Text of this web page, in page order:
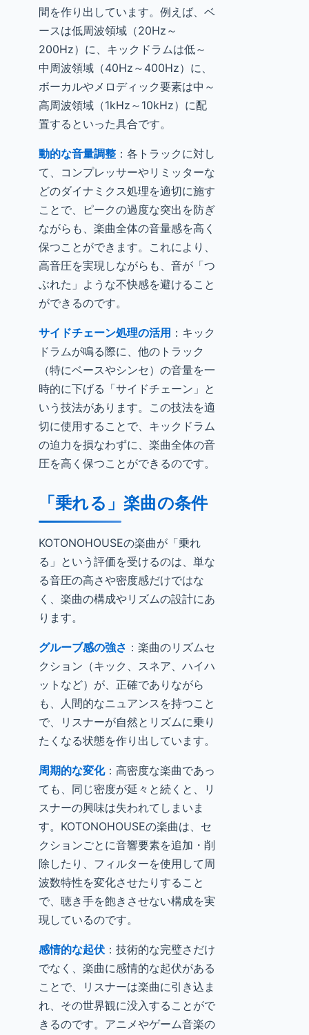
間を作り出しています。例えば、ベ
ースは低周波領域（20Hz～
200Hz）に、キックドラムは低～
中周波領域（40Hz～400Hz）に、
ボーカルやメロディック要素は中～
高周波領域（1kHz～10kHz）に配
置するといった具合です。
動的な音量調整 ：各トラックに対し
て、コンプレッサーやリミッターな
どのダイナミクス処理を適切に施す
ことで、ピークの過度な突出を防ぎ
ながらも、楽曲全体の音量感を高く
保つことができます。これにより、
高音圧を実現しながらも、音が「つ
ぶれた」ような不快感を避けること
ができるのです。
サイドチェーン処理の活用 ：キック
ドラムが鳴る際に、他のトラック
（特にベースやシンセ）の音量を一
時的に下げる「サイドチェーン」と
いう技法があります。この技法を適
切に使用することで、キックドラム
の迫力を損なわずに、楽曲全体の音
圧を高く保つことができるのです。
「乗れる」楽曲の条件
KOTONOHOUSEの楽曲が「乗れ
る」という評価を受けるのは、単な
る音圧の高さや密度感だけではな
く、楽曲の構成やリズムの設計にあ
ります。
グルーブ感の強さ ：楽曲のリズムセ
クション（キック、スネア、ハイハ
ットなど）が、正確でありながら
も、人間的なニュアンスを持つこと
で、リスナーが自然とリズムに乗り
たくなる状態を作り出しています。
周期的な変化：高密度な楽曲であっ
ても、同じ密度が延々と続くと、リ
スナーの興味は失われてしまいま
す。KOTONOHOUSEの楽曲は、セ
クションごとに音響要素を追加・削
除したり、フィルターを使用して周
波数特性を変化させたりすること
で、聴き手を飽きさせない構成を実
現しているのです。
感情的な起伏 ：技術的な完璧さだけ
でなく、楽曲に感情的な起伏がある
ことで、リスナーは楽曲に引き込ま
れ、その世界観に没入することがで
きるのです。アニメやゲーム音楽の